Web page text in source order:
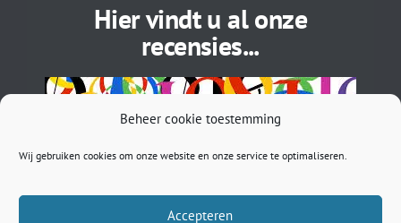
Beheer cookie toestemming
Wij gebruiken cookies om onze website en onze service te optimaliseren.
Accepteren
Hier vindt u al onze
recensies...